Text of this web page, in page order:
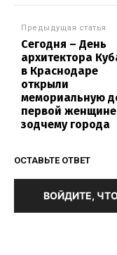
Предыдущая статья
Сегодня – День
архитектора
в Краснодаре
открыли
мемориальную
первой
зодчему города
ОСТАВЬТЕ ОТВЕТ
ВОЙДИТЕ,